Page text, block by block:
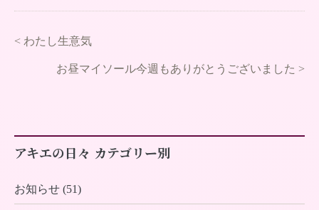
< わたし生意気
お昼マイソール今週もありがとうございました >
アキエの日々 カテゴリー別
お知らせ (51)